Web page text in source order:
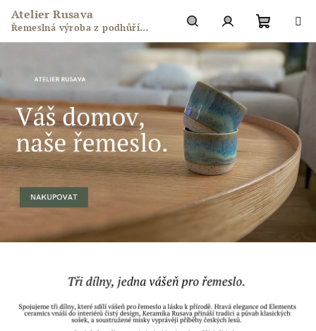
obsah
Atelier Rusava
Řemeslná výroba z podhůří
Hostýnských vrchů
HledatPřihlášení
košík